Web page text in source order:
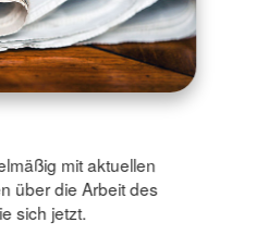
mit aktuellen
über die Arbeit des
sich jetzt.